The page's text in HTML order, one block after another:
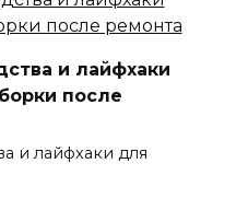
и лайфхаки
после
и лайфхаки для